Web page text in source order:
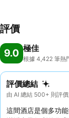
評價
9.0 極佳
根據 4,422 筆熱
評價總結
由 AI 總結 500+ 則評
這間酒店是個多功